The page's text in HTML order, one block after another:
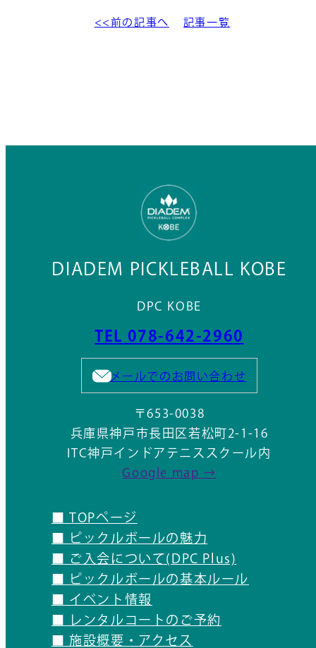
<<前の記事へ 記事一覧
DIADEM PICKLEBALL KOBE
DPC KOBE
TEL 078-642-2960
メールでのお問い合わせ
〒653-0038
兵庫県神戸市長田区若松町2-1-16
ITC神戸インドアテニススクール内
Google map →
■ TOPページ
■ ピックルボールの魅力
■ ご入会について(DPC Plus)
■ ピックルボールの基本ルール
■ イベント情報
■ レンタルコートのご予約
■ 施設概要・アクセス